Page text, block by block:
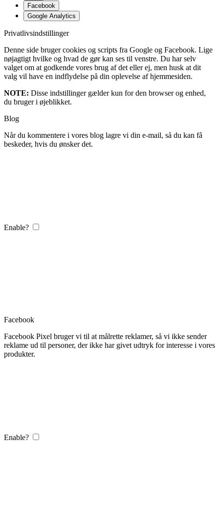
Facebook
Google Analytics
Privatlivsindstillinger
Denne side bruger cookies og scripts fra Google og Facebook. Lige
nøjagtigt hvilke og hvad de gør kan ses til venstre. Du har selv
valget om at godkende vores brug af det eller ej, men husk at dit
valg vil have en indflydelse på din oplevelse af hjemmesiden.
NOTE: Disse indstillinger gælder kun for den browser og enhed,
du bruger i øjeblikket.
Blog
Når du kommentere i vores blog lagre vi din e-mail, så du kan få
beskeder, hvis du ønsker det.
Enable?
Facebook
Facebook Pixel bruger vi til at målrette reklamer, så vi ikke sender
reklame ud til personer, der ikke har givet udtryk for interesse i vores
produkter.
Enable?